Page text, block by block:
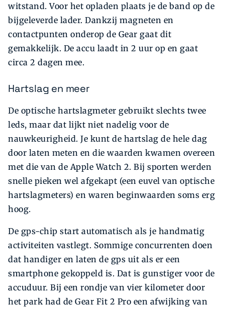
witstand. Voor het opladen plaats je de band op de
bijgeleverde lader. Dankzij magneten en
contactpunten onderop de Gear gaat dit
gemakkelijk. De accu laadt in 2 uur op en gaat
circa 2 dagen mee.
Hartslag en meer
De optische hartslagmeter gebruikt slechts twee
leds, maar dat lijkt niet nadelig voor de
nauwkeurigheid. Je kunt de hartslag de hele dag
door laten meten en die waarden kwamen overeen
met die van de Apple Watch 2. Bij sporten werden
snelle pieken wel afgekapt (een euvel van optische
hartslagmeters) en waren beginwaarden soms erg
hoog.
De gps-chip start automatisch als je handmatig
activiteiten vastlegt. Sommige concurrenten doen
dat handiger en laten de gps uit als er een
smartphone gekoppeld is. Dat is gunstiger voor de
accuduur. Bij een rondje van vier kilometer door
het park had de Gear Fit 2 Pro een afwijking van